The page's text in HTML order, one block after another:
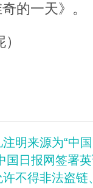
的一天》。
明来源为“中
国日报网签署
不得非法盗